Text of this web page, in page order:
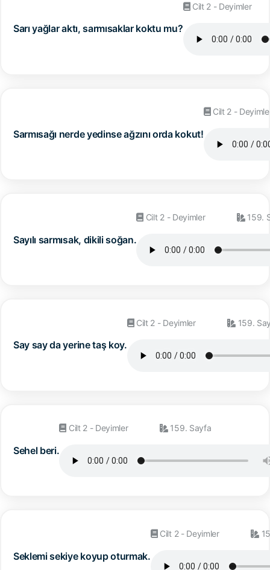
Sarı yağlar aktı, sarmısaklar koktu mu?
Cilt 2 - Deyimler
Sarmısağı nerde yedinse ağzını orda kokut!
Cilt 2 -
Sayılı sarmısak, dikili soğan.
Cilt 2 - Deyimler 159.
Say say da yerine taş koy.
Cilt 2 - Deyimler 159.
Sehel beri.
Cilt 2 - Deyimler 159. Sayfa
Seklemi sekiye koyup oturmak.
Cilt 2 - Deyimler